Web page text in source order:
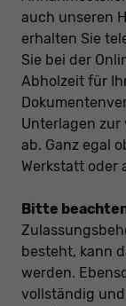
auch unseren
erhalten Sie
Sie bei der
Abholzeit für
Unterlagen
ab. Ganz egal
Werkstatt oder
Bitte
besteht, kann
werden.
vollständig